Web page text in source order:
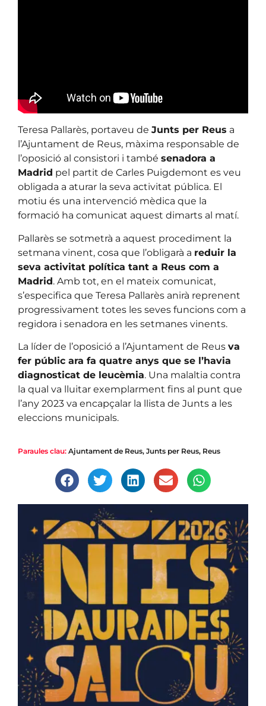
Teresa Pallarès, portaveu de Junts per Reus a
l’Ajuntament de Reus, màxima responsable de
l’oposició al consistori i també senadora a
Madrid pel partit de Carles Puigdemont es veu
obligada a aturar la seva activitat pública. El
motiu és una intervenció mèdica que la
formació ha comunicat aquest dimarts al matí.
Pallarès se sotmetrà a aquest procediment la
setmana vinent, cosa que l’obligarà a reduir la
seva activitat política tant a Reus com a
Madrid. Amb tot, en el mateix comunicat,
s’especifica que Teresa Pallarès anirà reprenent
progressivament totes les seves funcions com a
regidora i senadora en les setmanes vinents.
La líder de l’oposició a l’Ajuntament de Reus va
fer públic ara fa quatre anys que se l’havia
diagnosticat de leucèmia. Una malaltia contra
la qual va lluitar exemplarment fins al punt que
l’any 2023 va encapçalar la llista de Junts a les
eleccions municipals.
Paraules clau: Ajuntament de Reus, Junts per Reus, Reus